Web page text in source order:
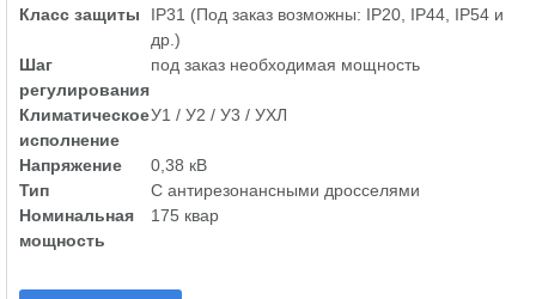
Класс защиты
IP31 (Под заказ возможны: IP20, IP44, IP54 и
др.)
Шаг
регулирования
под заказ необходимая мощность
Климатическое
исполнение
У1 / У2 / У3 / УХЛ
Напряжение
0,38 кВ
Тип
С антирезонансными дросселями
Номинальная
мощность
175 квар